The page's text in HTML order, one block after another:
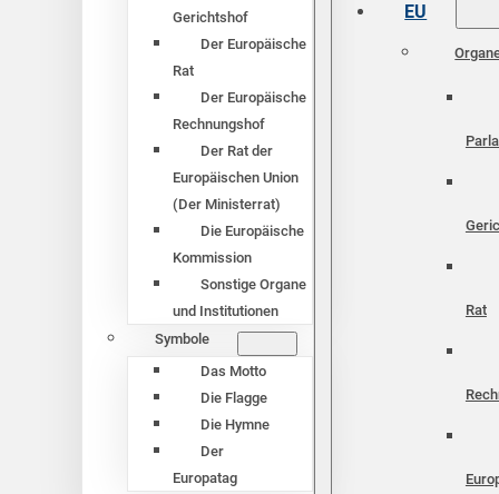
Gerichtshof
Der Europäische
Rat
Der Europäische
Rechnungshof
Der Rat der
Europäischen Union
(Der Ministerrat)
Die Europäische
Kommission
Sonstige Organe
und Institutionen
Symbole
Das Motto
Die Flagge
Die Hymne
Der
Europatag
EU
Rat